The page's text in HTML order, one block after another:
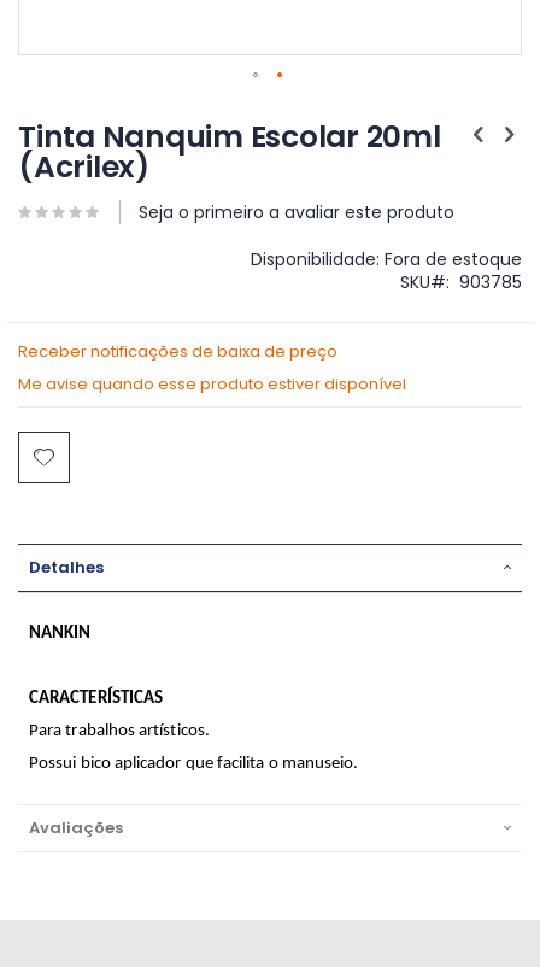
para
o
início
da
Galeria
Tinta Nanquim Escolar 20ml
(Acrilex)
Seja o primeiro a avaliar este produto
Disponibilidade: Fora de estoque
SKU
903785
Receber notificações de baixa de preço
Me avise quando esse produto estiver disponível
Detalhes
NANKIN
CARACTERÍSTICAS
Para trabalhos artísticos.
Possui bico aplicador que facilita o manuseio.
Avaliações